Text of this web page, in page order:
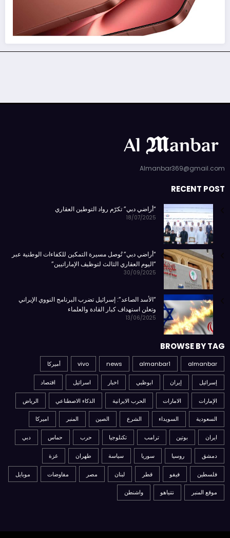
Almanbar369@gmail.com
RECENT POST
“أراضي دبي” تكرّم رواد التوطين العقاري
18/07/2025
“أراضي دبي” تُوصل مسيرة التمكين للكفاءات الوطنية عبر
“اليوم العقاري الثالث لتوظيف الإماراتيين”
30/09/2025
“الأسد الصاعد”: إسرائيل تضرب البرنامج النووي الإيراني
وتعلن استهداف كبار القادة والعلماء
13/06/2025
BROWSE BY TAG
almanbar
almanbar1
news
vivo أميركا
إسرائيل إيران ابوظبي اخبار اسرائيل اقتصاد
الإمارات الامارات الحرب الايرانية الذكاء الاصطناعي الرياض
السعودية السويداء الشرع الصين المنبر اميركا
ايران بوتين ترامب تكنلوجيا حرب حماس دبي
دمشق روسيا سوريا سياسة طهران غزة
فلسطين فيفو قطر لبنان مصر مفاوضات موبايل
موقع المنبر نتنياهو واشنطن